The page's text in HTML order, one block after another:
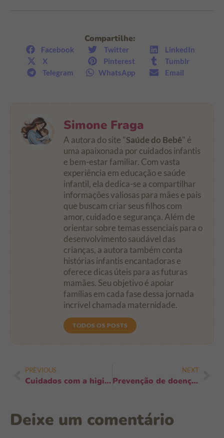
Compartilhe:
Facebook Twitter
LinkedIn
X
Pinterest
Tumblr
Telegram
WhatsApp Email
Simone Fraga
A autora do site "Saúde do Bebê" é
uma apaixonada por cuidados infantis
e bem-estar familiar. Com vasta
experiência em educação e saúde
infantil, ela dedica-se a compartilhar
informações valiosas para mães e pais
que buscam criar seus filhos com
amor, cuidado e segurança. Além de
orientar sobre temas essenciais para o
desenvolvimento saudável das
crianças, a autora também conta
histórias infantis encantadoras e
oferece dicas úteis para as futuras
mamães. Seu objetivo é apoiar
famílias em cada fase dessa jornada
incrível chamada maternidade.
TODOS OS POSTS
PREVIOUS
Cuidados com a higiene ao usar fraldas noturnas: como evitar assaduras
NEXT
Prevenção de doenças no primeiro ano de vida: 7 passos práticos que funcionam
Deixe um comentário